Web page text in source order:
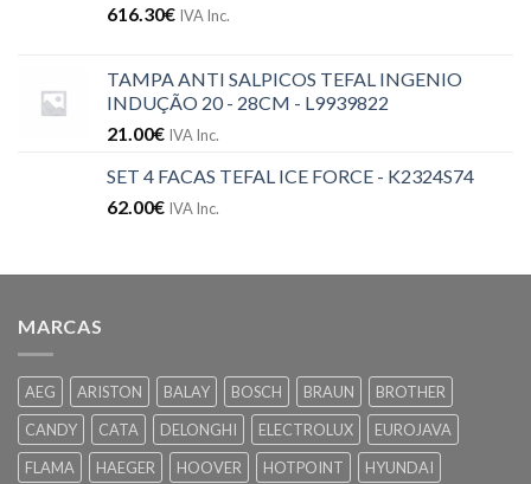
616.30€ IVA Inc.
TAMPA ANTI SALPICOS TEFAL INGENIO
INDUÇÃO 20 - 28CM - L9939822
21.00€ IVA Inc.
SET 4 FACAS TEFAL ICE FORCE - K2324S74
62.00€ IVA Inc.
MARCAS
AEG ARISTON BALAY BOSCH BRAUN
BROTHER
CANDY
CATA DELONGHI ELECTROLUX
EUROJAVA
FLAMA
HAEGER HOOVER HOTPOINT
HYUNDAI